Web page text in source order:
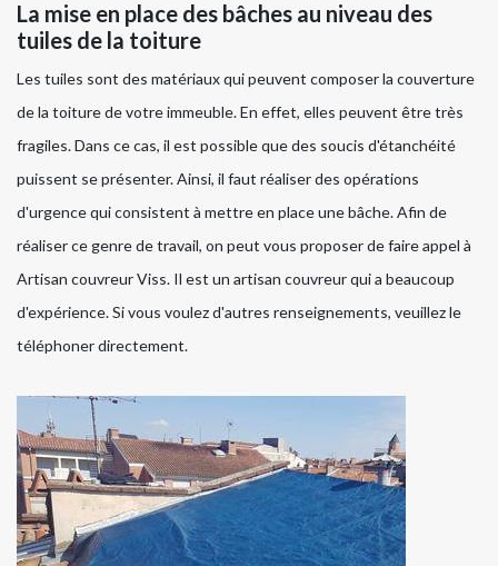
La mise en place des bâches au niveau des
tuiles de la toiture
Les tuiles sont des matériaux qui peuvent composer la couverture
de la toiture de votre immeuble. En effet, elles peuvent être très
fragiles. Dans ce cas, il est possible que des soucis d'étanchéité
puissent se présenter. Ainsi, il faut réaliser des opérations
d'urgence qui consistent à mettre en place une bâche. Afin de
réaliser ce genre de travail, on peut vous proposer de faire appel à
Artisan couvreur Viss. Il est un artisan couvreur qui a beaucoup
d'expérience. Si vous voulez d'autres renseignements, veuillez le
téléphoner directement.